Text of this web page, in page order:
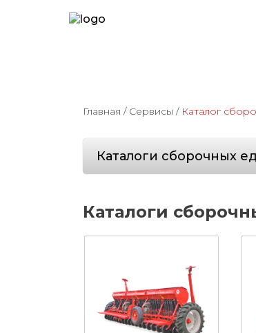
Главная / Сервисы / Каталог
Каталоги сборочных
Каталоги